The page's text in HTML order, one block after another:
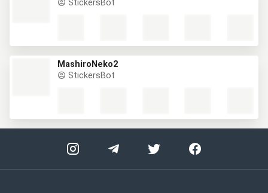
StickersBot
MashiroNeko2
StickersBot